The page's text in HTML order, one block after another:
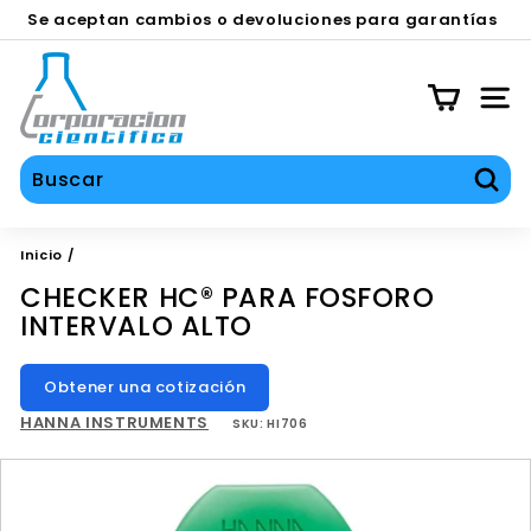
directamente
contenido
diapositivas
SERVICIOS TÉCNICO, CALIBRACIÓN Y REPARACIÓN
Se aceptan cambios o devoluciones para garantías
en equipos contra defecto de fábrica durante los
C
O
C
I
S
Inicio /
CHECKER HC® PARA FOSFORO
INTERVALO ALTO
Obtener una cotización
HANNA INSTRUMENTS
SKU:HI706